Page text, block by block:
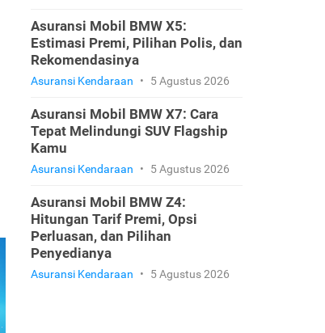
Asuransi Mobil BMW X5:
Estimasi Premi, Pilihan Polis, dan
Rekomendasinya
Asuransi Kendaraan • 5 Agustus 2026
Asuransi Mobil BMW X7: Cara
Tepat Melindungi SUV Flagship
Kamu
Asuransi Kendaraan • 5 Agustus 2026
Asuransi Mobil BMW Z4:
Hitungan Tarif Premi, Opsi
Perluasan, dan Pilihan
Penyedianya
Asuransi Kendaraan • 5 Agustus 2026